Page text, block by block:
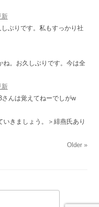
新
ぶりです。私もすっかり社
ね。お久しぶりです。今は全
新
んは覚えてねーでしがw
いきましょう。＞緋燕氏あり
Older »